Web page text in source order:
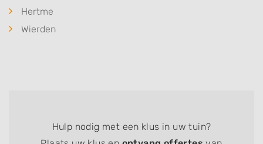
Hertme
Wierden
Hulp nodig met een klus in uw tuin?